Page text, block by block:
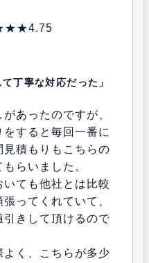
丁寧な対応だった」
あったのですが、
すると毎回一番に
積もりもこちらの
らいました。
ても他社とは比較
ってくれていて、
きして頂けるので
く、こちらが多少